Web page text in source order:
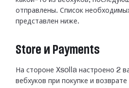
отправлены. Список
представлен ниже.
Store и Payments
На стороне Xsolla настроено 2
вебхуков при покупке и возврате